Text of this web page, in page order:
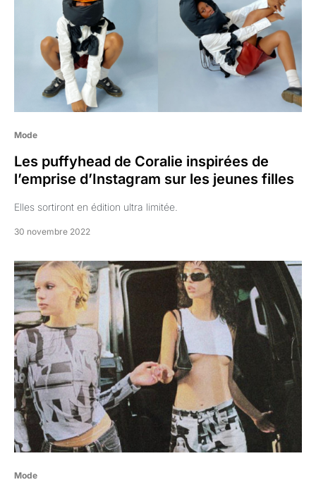
Mode
Les puffyhead de Coralie inspirées de
l’emprise d’Instagram sur les jeunes filles
Elles sortiront en édition ultra limitée.
30 novembre 2022
Mode